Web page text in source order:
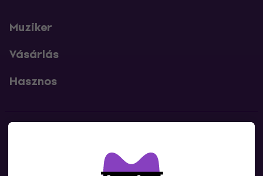
Muziker
Vásárlás
Hasznos
Lépj kapcsolatba velünk